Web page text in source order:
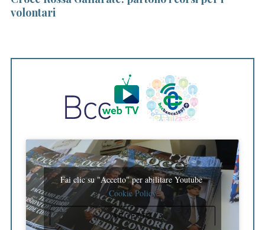
volontari
Fai clic su "Accetto" per abilitare Youtube
Cookie Policy
ACCETTO